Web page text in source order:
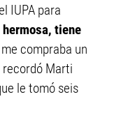
IUPA para
tiene
compraba un
recordó Marti
le tomó seis